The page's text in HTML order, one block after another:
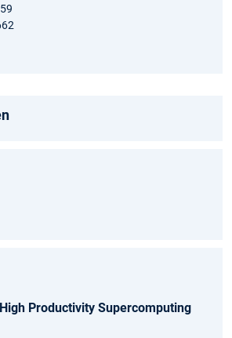
Productivity Supercomputing